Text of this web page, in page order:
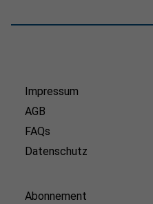
Impressum
AGB
FAQs
Datenschutz
Abonnement